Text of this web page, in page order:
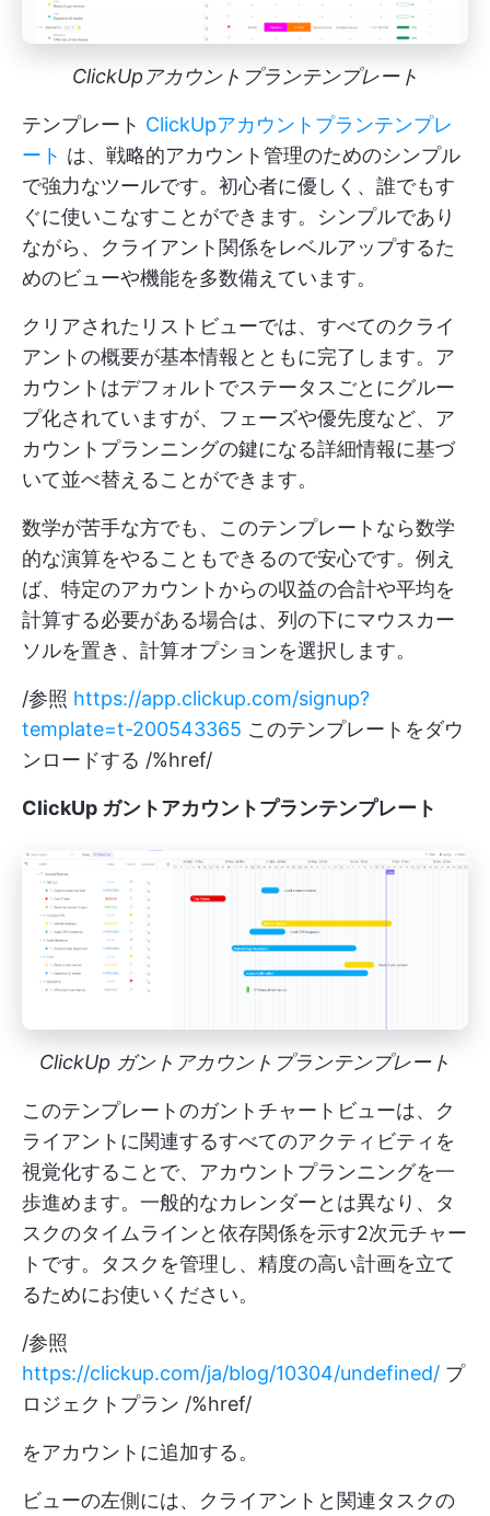
ClickUpアカウントプランテンプレート
テンプレート ClickUpアカウントプランテンプレ
ート は、戦略的アカウント管理のためのシンプル
で強力なツールです。初心者に優しく、誰でもす
ぐに使いこなすことができます。シンプルであり
ながら、クライアント関係をレベルアップするた
めのビューや機能を多数備えています。
クリアされたリストビューでは、すべてのクライ
アントの概要が基本情報とともに完了します。ア
カウントはデフォルトでステータスごとにグルー
プ化されていますが、フェーズや優先度など、ア
カウントプランニングの鍵になる詳細情報に基づ
いて並べ替えることができます。
数学が苦手な方でも、このテンプレートなら数学
的な演算をやることもできるので安心です。例え
ば、特定のアカウントからの収益の合計や平均を
計算する必要がある場合は、列の下にマウスカー
ソルを置き、計算オプションを選択します。
/参照 https://app.clickup.com/signup?
template=t-200543365 このテンプレートをダウ
ンロードする /%href/
ClickUp ガントアカウントプランテンプレート
ClickUp ガントアカウントプランテンプレート
このテンプレートのガントチャートビューは、ク
ライアントに関連するすべてのアクティビティを
視覚化することで、アカウントプランニングを一
歩進めます。一般的なカレンダーとは異なり、タ
スクのタイムラインと依存関係を示す2次元チャー
トです。タスクを管理し、精度の高い計画を立て
るためにお使いください。
/参照
https://clickup.com/ja/blog/10304/undefined/ プ
ロジェクトプラン /%href/
をアカウントに追加する。
ビューの左側には、クライアントと関連タスクの